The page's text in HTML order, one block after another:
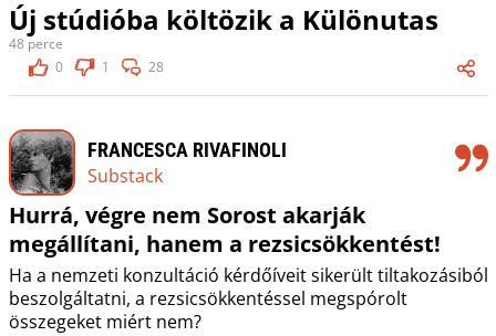
Új stúdióba költözik a Különutas
48 perce
0
1 28
FRANCESCA RIVAFINOLI
Substack
Hurrá, végre nem Sorost akarják
megállítani, hanem a rezsicsökkentést!
Ha a nemzeti konzultáció kérdőíveit sikerült tiltakozásiból
beszolgáltatni, a rezsicsökkentéssel megspórolt
összegeket miért nem?